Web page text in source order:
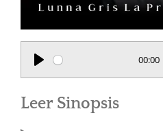
P
00:00
Leer Sinopsis